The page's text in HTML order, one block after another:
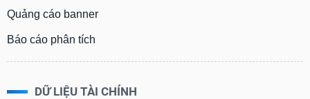
Quảng cáo banner
Báo cáo phân tích
DỮ LIỆU TÀI CHÍNH